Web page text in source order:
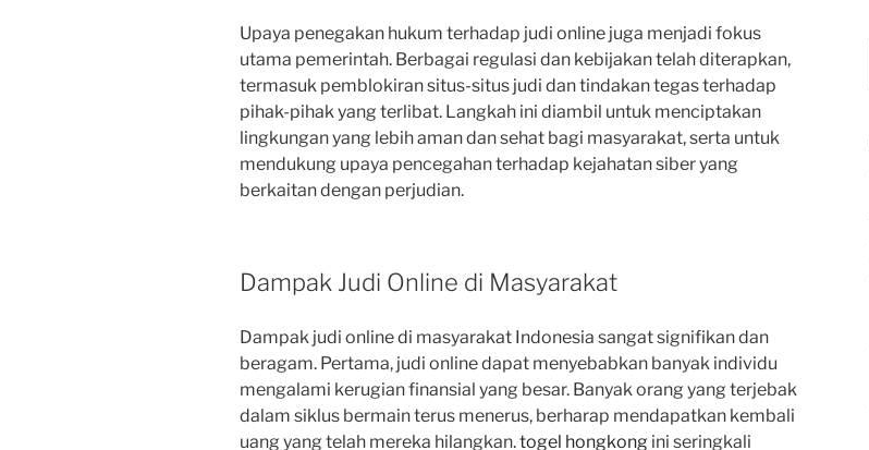
Upaya penegakan hukum terhadap judi online juga menjadi fokus
utama pemerintah. Berbagai regulasi dan kebijakan telah diterapkan,
termasuk pemblokiran situs-situs judi dan tindakan tegas terhadap
pihak-pihak yang terlibat. Langkah ini diambil untuk menciptakan
lingkungan yang lebih aman dan sehat bagi masyarakat, serta untuk
mendukung upaya pencegahan terhadap kejahatan siber yang
berkaitan dengan perjudian.
Dampak Judi Online di Masyarakat
Dampak judi online di masyarakat Indonesia sangat signifikan dan
beragam. Pertama, judi online dapat menyebabkan banyak individu
mengalami kerugian finansial yang besar. Banyak orang yang terjebak
dalam siklus bermain terus menerus, berharap mendapatkan kembali
uang yang telah mereka hilangkan.togel hongkong ini seringkali